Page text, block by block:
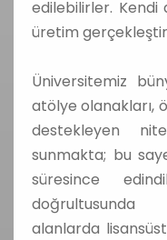
edilebilirler. Kendi
üretim
Üniversitemiz
atölye olanakları,
destekleyen
sunmakta; bu
süresince
doğrultusunda
alanlarda